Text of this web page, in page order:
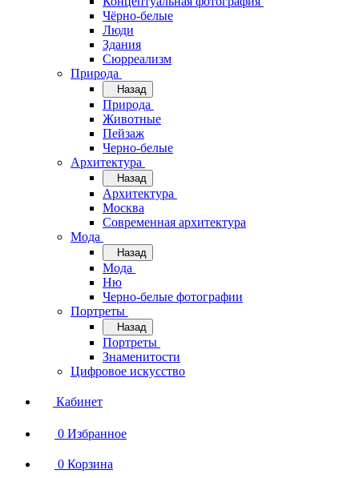
Чёрно-белые
Люди
Здания
Сюрреализм
Природа
Назад
Природа
Животные
Пейзаж
Черно-белые
Архитектура
Назад
Архитектура
Москва
Современная архитектура
Мода
Назад
Мода
Ню
Черно-белые фотографии
Портреты
Назад
Портреты
Знаменитости
Цифровое искусство
Кабинет
0 Избранное
0 Корзина